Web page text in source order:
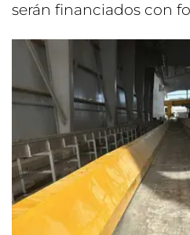
serán financiados con